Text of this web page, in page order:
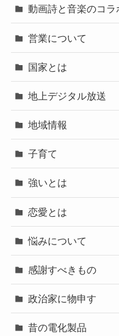
動画詩と音楽のコラ
営業について
国家とは
地上デジタル放送
地域情報
子育て
強いとは
恋愛とは
悩みについて
感謝すべきもの
政治家に物申す
昔の電化製品